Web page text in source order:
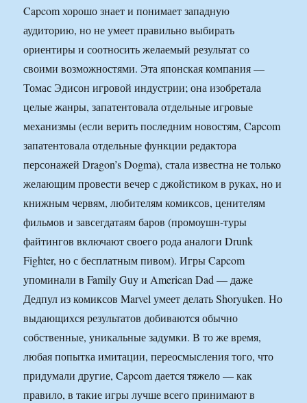
Capcom хорошо знает и понимает западную
аудиторию, но не умеет правильно выбирать
ориентиры и соотносить желаемый результат со
своими возможностями. Эта японская компания —
Томас Эдисон игровой индустрии; она изобретала
целые жанры, запатентовала отдельные игровые
механизмы (если верить последним новостям, Capcom
запатентовала отдельные функции редактора
персонажей Dragon’s Dogma), стала известна не только
желающим провести вечер с джойстиком в руках, но и
книжным червям, любителям комиксов, ценителям
фильмов и завсегдатаям баров (промоушн-туры
файтингов включают своего рода аналоги Drunk
Fighter, но с бесплатным пивом). Игры Capcom
упоминали в Family Guy и American Dad — даже
Дедпул из комиксов Marvel умеет делать Shoryuken. Но
выдающихся результатов добиваются обычно
собственные, уникальные задумки. В то же время,
любая попытка имитации, переосмысления того, что
придумали другие, Capcom дается тяжело — как
правило, в такие игры лучше всего принимают в